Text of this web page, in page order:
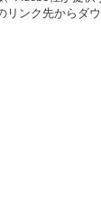
ンク先からダ